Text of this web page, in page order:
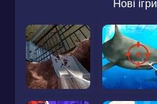
Нові ігри